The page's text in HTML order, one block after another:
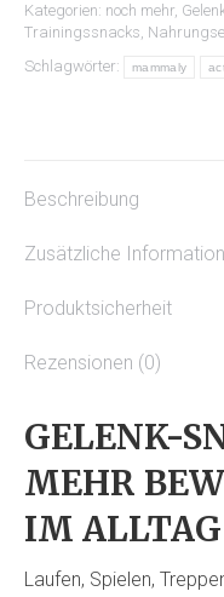
Menge
Kategorien: noch mehr,
Trainingssnacks,
Schlagwörter:
mammaly
Beschreibung
Zusätzliche
Produktsicherheit
Rezensionen (0)
GELENK-
MEHR
IM ALLTAG
Laufen, Spielen,